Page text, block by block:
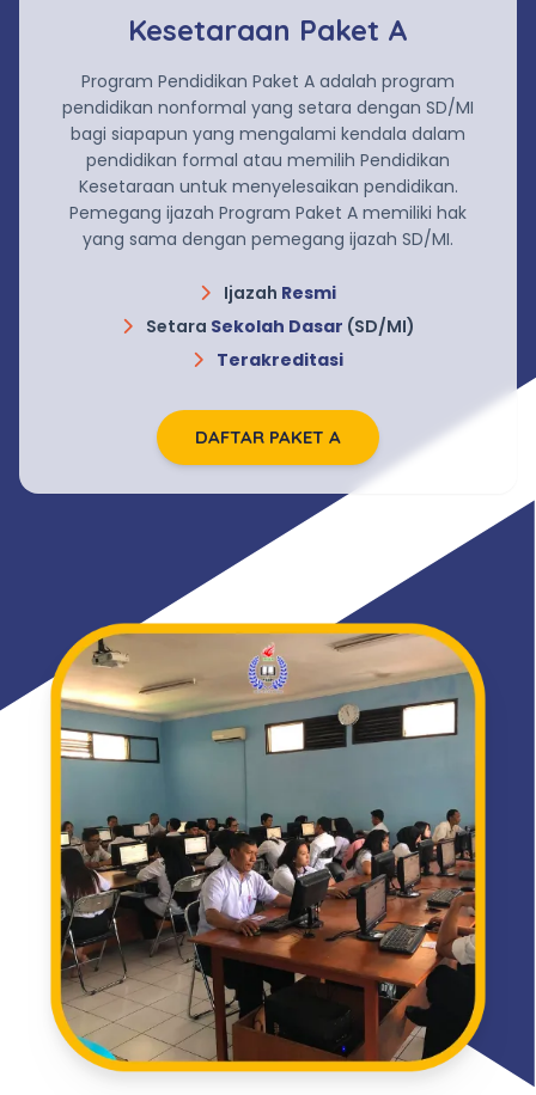
Kesetaraan Paket A
Program Pendidikan Paket A adalah program
pendidikan nonformal yang setara dengan SD/MI
bagi siapapun yang mengalami kendala dalam
pendidikan formal atau memilih Pendidikan
Kesetaraan untuk menyelesaikan pendidikan.
Pemegang ijazah Program Paket A memiliki hak
yang sama dengan pemegang ijazah SD/MI.
Ijazah Resmi
Setara Sekolah Dasar (SD/MI)
Terakreditasi
DAFTAR PAKET A